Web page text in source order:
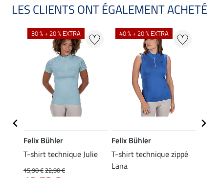
LES CLIENTS ONT ÉGALEMENT ACHETÉ
30 % + 20 % EXTRA
Felix Bühler
T-shirt technique Julie
15,90 €22,90 €
40 % + 20 % EXTRA
Felix Bühler
T-shirt technique zippé
Lana